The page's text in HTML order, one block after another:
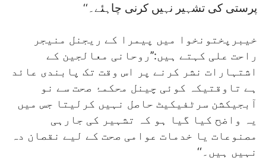
پرستی کی تشہیر نہیں کرنی چاہئے۔‘‘
خیبرپختونخوا میں پیمرا کے ریجنل منیجر
راحت علی کہتے ہیں:’’روحانی معالجین کے
اشتہارات نشر کرنے پر اس وقت تک پابندی عائد
ہے تاوقتیکہ کوئی چینل محکمۂ صحت سے نو
آبجیکشن سرٹفیکیٹ حاصل نہیں کرلیتا جس میں
یہ واضح کیا گیا ہو کہ تشہیر کی جارہی
مصنوعات یا خدمات عوامی صحت کے لیے نقصان دہ
نہیں ہیں۔‘‘